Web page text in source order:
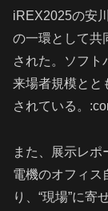
iREX2025の安
の一環として共
された。ソフト
来場者規模とと
されている。
また、展示レポ
電機のオフィス
り、“現場”に寄